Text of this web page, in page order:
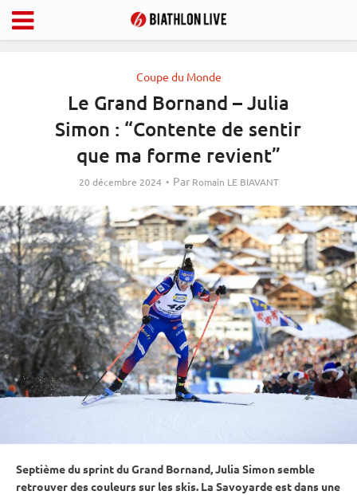
Coupe du Monde
Le Grand Bornand – Julia
Simon : “Contente de sentir
que ma forme revient”
20 décembre 2024 Par Romain LE BIAVANT
Septième dusprintdu Grand Bornand, Julia Simon semble
retrouver des couleurs sur les skis. La Savoyarde est dans une